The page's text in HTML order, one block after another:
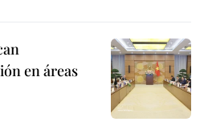
en áreas